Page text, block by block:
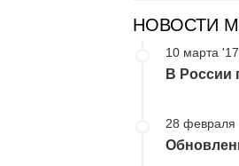
НОВОСТИ
10 марта '17
В России
28 февраля